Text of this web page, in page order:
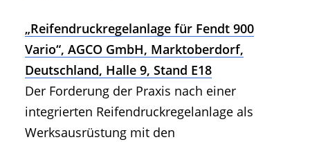
„Reifendruckregelanlage für Fendt 900
Vario“, AGCO GmbH, Marktoberdorf,
Deutschland, Halle 9, Stand E18
Der Forderung der Praxis nach einer
integrierten Reifendruckregelanlage als
Werksausrüstung mit den